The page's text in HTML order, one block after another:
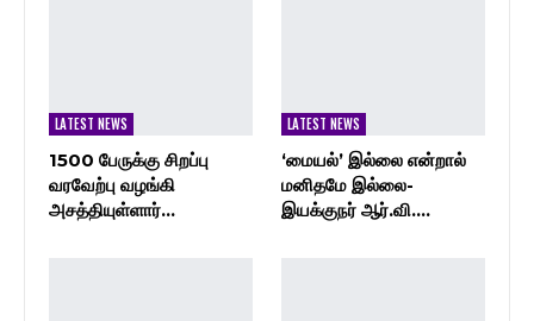
LATEST NEWS
1500 பேருக்கு சிறப்பு
வரவேற்பு வழங்கி
அசத்தியுள்ளார்…
LATEST NEWS
‘மையல்’ இல்லை என்றால்
மனிதமே இல்லை-
இயக்குநர் ஆர்.வி.…